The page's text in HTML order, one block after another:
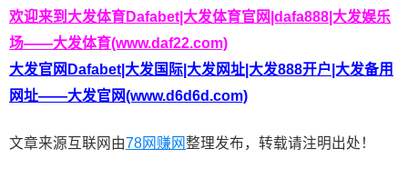
欢迎来到大发体育Dafabet|大发体育官网|dafa888|大发娱乐
场——大发体育(www.daf22.com)
大发官网Dafabet|大发国际|大发网址|大发888开户|大发备用
网址——大发官网(www.d6d6d.com)
文章来源互联网由78网赚网整理发布，转载请注明出处！